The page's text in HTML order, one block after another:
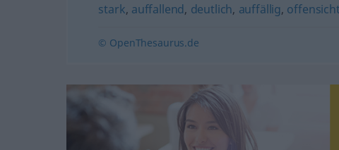
stark, auffallend, deutlich, auffällig,
© OpenThesaurus.de